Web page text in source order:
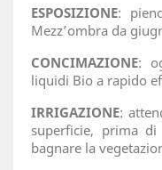
ESPOSIZIONE:
Mezz’ombra da
CONCIMAZIONE:
liquidi Bio a rapido
IRRIGAZIONE:
superficie, prima
bagnare la